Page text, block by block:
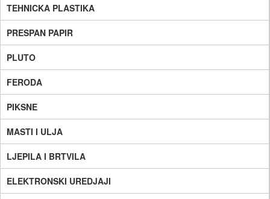
TEHNICKA PLASTIKA
PRESPAN PAPIR
PLUTO
FERODA
PIKSNE
MASTI I ULJA
LJEPILA I BRTVILA
ELEKTRONSKI UREDJAJI